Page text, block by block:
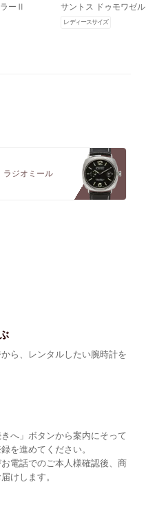
ーⅡ
サントス ドゥモワゼ
レディースサイズ
ラジオミール
ら、レンタルしたい腕時計を
きへ」ボタンから案内にそって
を進めてください。
電話でのご本人様確認後、商
けします。